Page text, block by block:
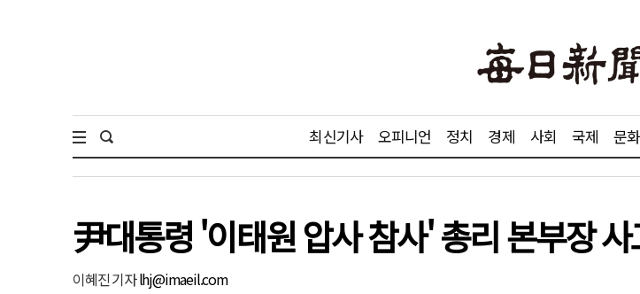
최신기사 오피니언 정치 경제 사회 국제 문화
尹대통령 '이태원 압사 참사' 총리 본부장
이혜진 기자lhj@imaeil.com